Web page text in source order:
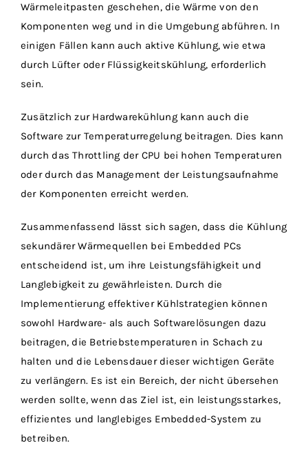
Wärmeleitpasten geschehen, die Wärme von den
Komponenten weg und in die Umgebung abführen. In
einigen Fällen kann auch aktive Kühlung, wie etwa
durch Lüfter oder Flüssigkeitskühlung, erforderlich
sein.
Zusätzlich zur Hardwarekühlung kann auch die
Software zur Temperaturregelung beitragen. Dies kann
durch das Throttling der CPU bei hohen Temperaturen
oder durch das Management der Leistungsaufnahme
der Komponenten erreicht werden.
Zusammenfassend lässt sich sagen, dass die Kühlung
sekundärer Wärmequellen bei Embedded PCs
entscheidend ist, um ihre Leistungsfähigkeit und
Langlebigkeit zu gewährleisten. Durch die
Implementierung effektiver Kühlstrategien können
sowohl Hardware- als auch Softwarelösungen dazu
beitragen, die Betriebstemperaturen in Schach zu
halten und die Lebensdauer dieser wichtigen Geräte
zu verlängern. Es ist ein Bereich, der nicht übersehen
werden sollte, wenn das Ziel ist, ein leistungsstarkes,
effizientes und langlebiges Embedded-System zu
betreiben.